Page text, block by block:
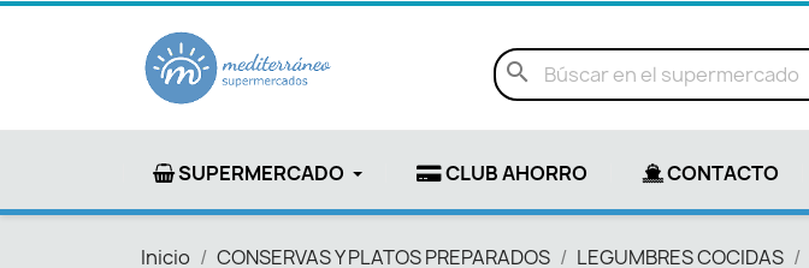
search
SUPERMERCADO CLUB AHORRO CONTACTO
Inicio CONSERVAS Y PLATOS PREPARADOS LEGUMBRES COCIDAS